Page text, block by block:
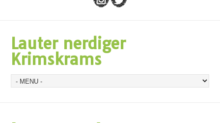
Lauter nerdiger
Krimskrams